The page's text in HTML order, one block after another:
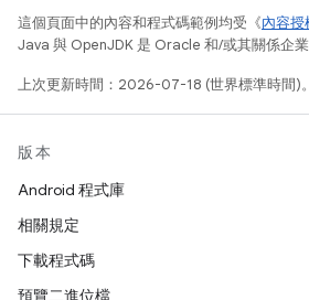
這個頁面中的內容和程式碼範例均受《內容授
Java 與 OpenJDK 是 Oracle 和/或其關係企業
上次更新時間：2026-07-18 (世界標準時間)。
版本
Android 程式庫
相關規定
下載程式碼
預覽二進位檔